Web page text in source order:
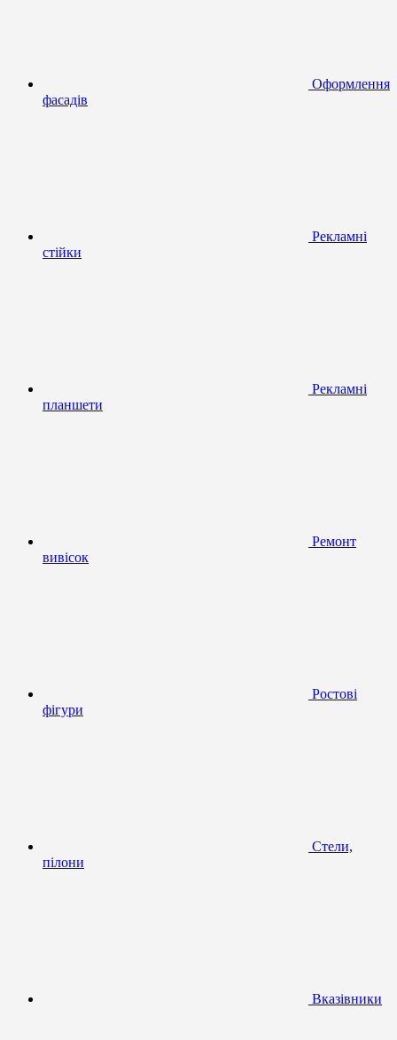
Оформлення
фасадів
Рекламні
стійки
Рекламні
планшети
Ремонт
вивісок
Ростові
фігури
Стели,
пілони
Вказівники